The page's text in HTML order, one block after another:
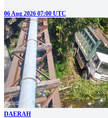
06 Aug 2026 07:00 UTC
DAERAH